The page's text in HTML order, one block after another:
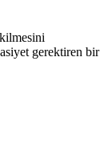
gerektiren bir